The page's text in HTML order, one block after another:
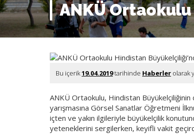
ANKÜ
Bu içerik19.04.2019tarihinde Haberler olarak
ANKÜ Ortaokulu, Hindistan
yarışmasına Görsel Sanatlar Öğretmeni
içten ve yakın ilgileriyle büyükelçilik
yeteneklerini sergilerken, keyifli vakit